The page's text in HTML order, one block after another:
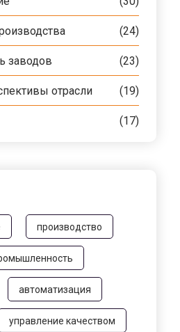
(24)
заводов (23)
отрасли (19)
(17)
производство
автоматизация
управление качеством